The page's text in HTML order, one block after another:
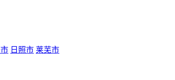
日照市 莱芜市